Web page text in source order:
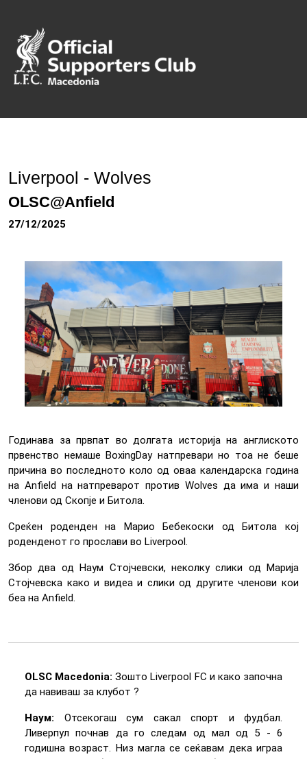
Liverpool - Wolves
OLSC@Anfield
27/12/2025
Годинава за првпат во долгата историја на англиското
првенство немаше BoxingDay натпревари но тоа не беше
причина во последното коло од оваа календарска година
на Anfield на натпреварот против Wolves да има и наши
членови од Скопје и Битола.
Среќен роденден на Марио Бебекоски од Битола кој
роденденот го прослави во Liverpool.
Збор два од Наум Стојчевски, неколку слики од Марија
Стојчевска како и видеа и слики од другите членови кои
беа на Anfield.
OLSC Macedonia:Зошто Liverpool FC и како започна
да навиваш за клубот ?
Наум: Отсекогаш сум сакал спорт и фудбал.
Ливерпул почнав да го следам од мал од 5 - 6
годишна возраст. Низ магла се сеќавам дека играа